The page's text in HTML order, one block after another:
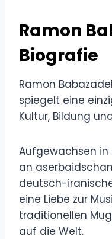
Ramon
Biografie
Ramon
spiegelt eine
Kultur, Bildung
Aufgewachsen in
an
deutsch-
eine Liebe zur
traditionellen
auf die Welt.